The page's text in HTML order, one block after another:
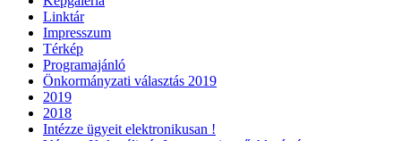
Linktár
Impresszum
Térkép
Programajánló
Önkormányzati választás 2019
2019
2018
Intézze ügyeit elektronikusan !